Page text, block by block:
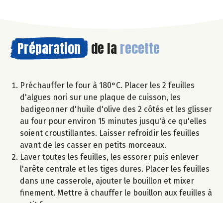
Préparation de la recette
Préchauffer le four à 180°C. Placer les 2 feuilles
d'algues nori sur une plaque de cuisson, les
badigeonner d'huile d'olive des 2 côtés et les glisser
au four pour environ 15 minutes jusqu'à ce qu'elles
soient croustillantes. Laisser refroidir les feuilles
avant de les casser en petits morceaux.
Laver toutes les feuilles, les essorer puis enlever
l'arête centrale et les tiges dures. Placer les feuilles
dans une casserole, ajouter le bouillon et mixer
finement. Mettre à chauffer le bouillon aux feuilles à